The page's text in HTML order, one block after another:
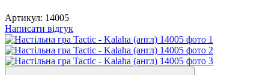
Артикул: 14005
Написати відгук